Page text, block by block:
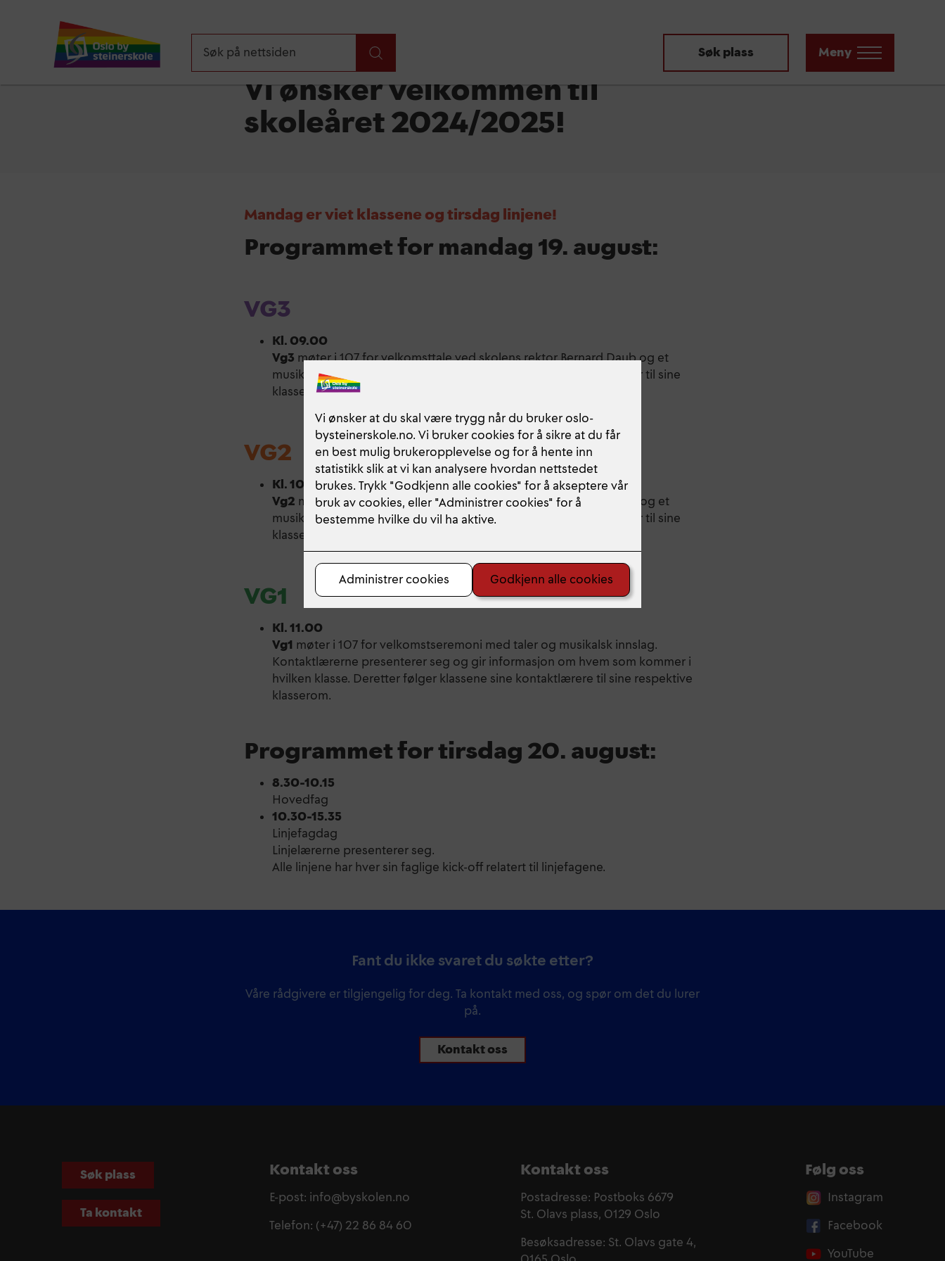
Søk plass Meny
Vi ønsker velkommen til
skoleåret 2024/2025!
Mandag er viet klassene og tirsdag linjene!
Programmet for mandag 19. august:
VG3
Kl. 09.00
Vg3 møter i 107 for velkomsttale ved skolens rektor Bernard Daub og et
musikalsk innslag. Deretter blir det litt felles informasjon før alle går til sine
klasser.
VG2
Kl. 10.00
Vg2 møter i 107 for velkomsttale ved skolens rektor Bernard Daub og et
musikalsk innslag. Deretter blir det litt felles informasjon før alle går til sine
klasser.
VG1
Kl. 11.00
Vg1 møter i 107 for velkomstseremoni med taler og musikalsk innslag.
Kontaktlærerne presenterer seg og gir informasjon om hvem som kommer i
hvilken klasse. Deretter følger klassene sine kontaktlærere til sine respektive
klasserom.
Programmet for tirsdag 20. august:
8.30–10.15
Hovedfag
10.30–15.35
Linjefagdag
Linjelærerne presenterer seg.
Alle linjene har hver sin faglige kick-off relatert til linjefagene.
Fant du ikke svaret du søkte etter?
Våre rådgivere er tilgjengelig for deg. Ta kontakt med oss, og spør om det du lurer
på.
Kontakt oss
Søk plass
Ta kontakt
Kontakt oss
E-post: info@byskolen.no
Telefon: (+47) 22 86 84 60
Kontakt oss
Postadresse: Postboks 6679
St. Olavs plass, 0129 Oslo
Besøksadresse: St. Olavs gate 4,
Følg oss
Instagram
Facebook
YouTube